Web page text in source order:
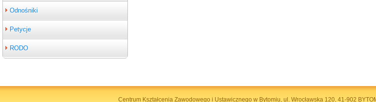
Odnośniki
Petycje
RODO
Centrum Kształcenia Zawodowego i Ustawicznego w Bytomiu, ul. Wrocławska 120, 41-902